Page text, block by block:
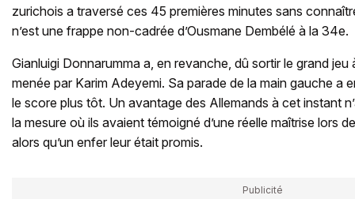
zurichois a traversé ces 45 premières minutes sans
n’est une frappe non-cadrée d’Ousmane Dembélé à la 34e.
Gianluigi Donnarumma a, en revanche, dû sortir le grand jeu
menée par Karim Adeyemi. Sa parade de la main gauche a
le score plus tôt. Un avantage des Allemands à cet instant
la mesure où ils avaient témoigné d’une réelle maîtrise lors
alors qu’un enfer leur était promis.